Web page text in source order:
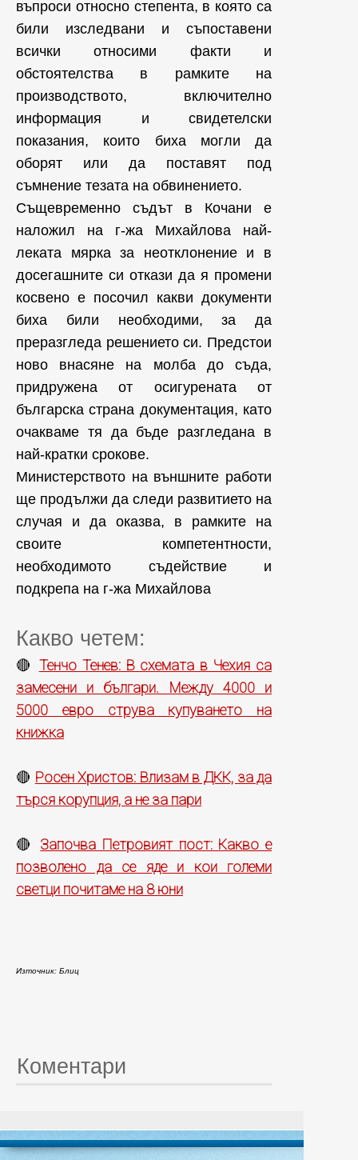
въпроси относно степента, в която са
били изследвани и съпоставени
всички относими факти и
обстоятелства в рамките на
производството, включително
информация и свидетелски
показания, които биха могли да
оборят или да поставят под
съмнение тезата на обвинението.
Същевременно съдът в Кочани е
наложил на г-жа Михайлова най-
леката мярка за неотклонение и в
досегашните си откази да я промени
косвено е посочил какви документи
биха били необходими, за да
преразгледа решението си. Предстои
ново внасяне на молба до съда,
придружена от осигурената от
българска страна документация, като
очакваме тя да бъде разгледана в
най-кратки срокове.
Министерството на външните работи
ще продължи да следи развитието на
случая и да оказва, в рамките на
своите компетентности,
необходимото съдействие и
подкрепа на г-жа Михайлова
Какво четем:
🔴 Тенчо Тенев: В схемата в Чехия са
замесени и българи. Между 4000 и
5000 евро струва купуването на
книжка
🔴 Росен Христов: Влизам в ДКК, за да
търся корупция, а не за пари
🔴 Започва Петровият пост: Какво е
позволено да се яде и кои големи
светци почитаме на 8 юни
Източник: Блиц
Коментари